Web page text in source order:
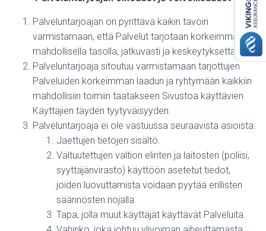
Palveluntarjoajan on pyrittävä kaikin tavoin
varmistamaan, että Palvelut tarjotaan korkeimmalla
mahdollisella tasolla, jatkuvasti ja keskeytyksettä.
Palveluntarjoaja sitoutuu varmistamaan tarjottujen
Palveluiden korkeimman laadun ja ryhtymään kaikkiin
mahdollisiin toimiin taatakseen Sivustoa käyttävien
Käyttäjien täyden tyytyväisyyden.
Palveluntarjoaja ei ole vastuussa seuraavista asioista:
Jaettujen tietojen sisältö.
Valtuutettujen valtion elinten ja laitosten (poliisi,
syyttäjänvirasto) käyttöön asetetut tiedot,
joiden luovuttamista voidaan pyytää erillisten
säännösten nojalla.
Tapa, jolla muut käyttäjät käyttävät Palveluita.